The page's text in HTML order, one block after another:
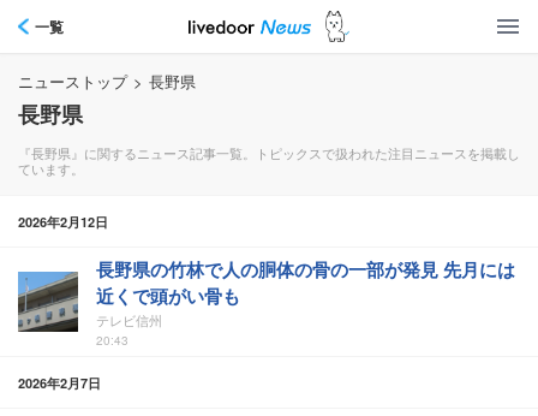
一覧
ニューストップ > 長野県
長野県
『長野県』に関するニュース記事一覧。トピックスで扱われた注目ニュースを掲載し
ています。
2026年2月12日
長野県の竹林で人の胴体の骨の一部が発見 先月には
近くで頭がい骨も
テレビ信州
20:43
2026年2月7日